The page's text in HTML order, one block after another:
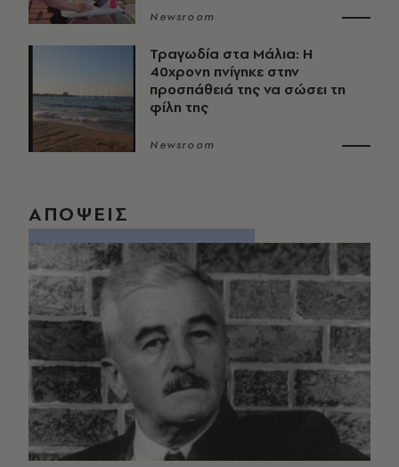
Newsroom
Τραγωδία στα Μάλια: Η
40χρονη πνίγηκε στην
προσπάθειά της να σώσει τη
φίλη της
Newsroom
ΑΠΟΨΕΙΣ